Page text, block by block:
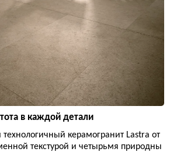
в каждой детали
керамогранит Lastra от
текстурой и четырьмя природны